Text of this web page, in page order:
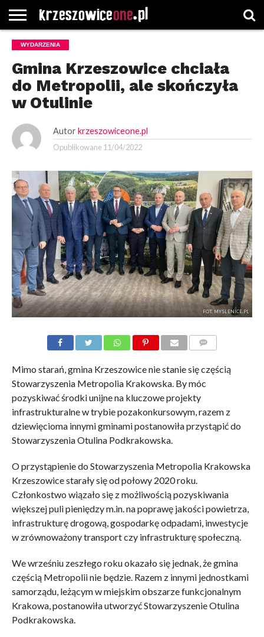
STRONA
GŁÓWNA
WYBORY
WYBIERZ
ROZKŁADY
GREGORCZYK
KONTAKT
WYDARZENIA
Gmina Krzeszowice chciała
do Metropolii, ale skończyła
w Otulinie
Autor krzeszowiceone.pl
Opublikowane 11/04/2022
FOT. MYSLENICE.PL
Mimo starań, gmina Krzeszowice nie stanie się częścią
Stowarzyszenia Metropolia Krakowska. By móc
pozyskiwać środki unijne na kluczowe projekty
infrastrukturalne w trybie pozakonkursowym, razem z
dziewięcioma innymi gminami postanowiła przystąpić do
Stowarzyszenia Otulina Podkrakowska.
O przystąpienie do Stowarzyszenia Metropolia Krakowska
Krzeszowice starały się od połowy 2020 roku.
Członkostwo wiązało się z możliwością pozyskiwania
większej puli pieniędzy m.in. na poprawę jakości powietrza,
infrastrukturę drogową, gospodarkę odpadami, inwestycje
w zrównoważony transport czy infrastrukturę społeczną.
We wrześniu zeszłego roku okazało się jednak, że gmina
częścią Metropolii nie będzie. Razem z innymi jednostkami
samorządu, leżącym w miejskim obszarze funkcjonalnym
Krakowa, postanowiła utworzyć Stowarzyszenie Otulina
Podkrakowska.